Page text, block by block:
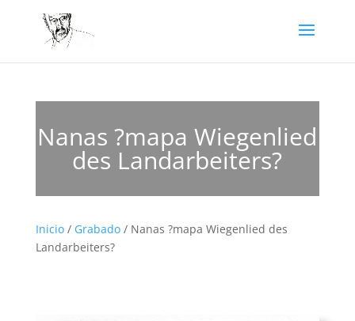
Nanas ?mapa Wiegenlied
des Landarbeiters?
Inicio/ Grabado/ Nanas ?mapa Wiegenlied des
Landarbeiters?